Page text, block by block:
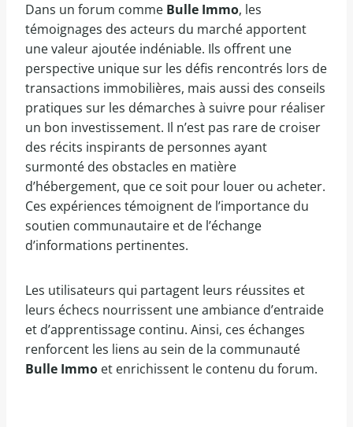
Dans un forum comme Bulle Immo, les
témoignages des acteurs du marché apportent
une valeur ajoutée indéniable. Ils offrent une
perspective unique sur les défis rencontrés lors de
transactions immobilières, mais aussi des conseils
pratiques sur les démarches à suivre pour réaliser
un bon investissement. Il n’est pas rare de croiser
des récits inspirants de personnes ayant
surmonté des obstacles en matière
d’hébergement, que ce soit pour louer ou acheter.
Ces expériences témoignent de l’importance du
soutien communautaire et de l’échange
d’informations pertinentes.
Les utilisateurs qui partagent leurs réussites et
leurs échecs nourrissent une ambiance d’entraide
et d’apprentissage continu. Ainsi, ces échanges
renforcent les liens au sein de la communauté
Bulle Immo et enrichissent le contenu du forum.